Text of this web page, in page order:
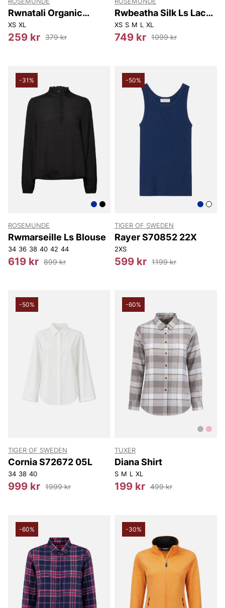
Rwnatali Organic
Square 2/4 T-shirt
XS XL
259 kr 379 kr
Rwbeatha Silk Ls Lace
Polo T-shirt
XS S M L XL
749 kr 1099 kr
-31%
ROSEMUNDE
Rwmarseille Ls Blouse
34 36 38 40 42 44
619 kr 899 kr
-50%
TIGER OF SWEDEN
Rayer S70852 22X
2XS
599 kr 1199 kr
-50%
TIGER OF SWEDEN
Cornia S72672 05L
34 38 40
999 kr 1999 kr
-60%
TUXER
Diana Shirt
S M L XL
199 kr 499 kr
-60% -30%